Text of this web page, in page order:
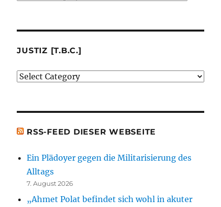
besprochenen
erwähnten
JUSTIZ [T.B.C.]
Justiz
RSS-FEED DIESER WEBSEITE
Ein Plädoyer gegen die Militarisierung des
Alltags
7. August 2026
„Ahmet Polat befindet sich wohl in akuter